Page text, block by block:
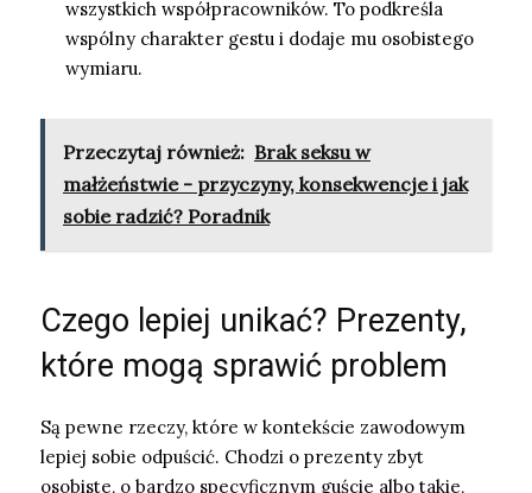
wszystkich współpracowników. To podkreśla
wspólny charakter gestu i dodaje mu osobistego
wymiaru.
Przeczytaj również: Brak seksu w
małżeństwie - przyczyny, konsekwencje i jak
sobie radzić? Poradnik
Czego lepiej unikać? Prezenty,
które mogą sprawić problem
Są pewne rzeczy, które w kontekście zawodowym
lepiej sobie odpuścić. Chodzi o prezenty zbyt
osobiste, o bardzo specyficznym guście albo takie,